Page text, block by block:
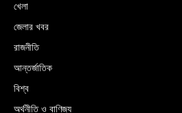
খেলা
জেলার খবর
রাজনীতি
আন্তর্জাতিক
বিশ্ব
অর্থনীতি ও বাণিজ্য